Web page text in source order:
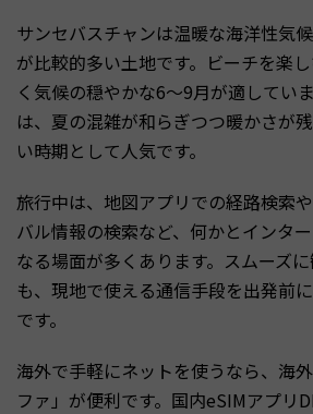
サンセバスチャンは温暖な海洋性気
が比較的多い土地です。ビーチを楽
く気候の穏やかな6〜9月が適してい
は、夏の混雑が和らぎつつ暖かさが
い時期として人気です。
旅行中は、地図アプリでの経路検索や
バル情報の検索など、何かとインタ
なる場面が多くあります。スムーズ
も、現地で使える通信手段を出発前
です。
海外で手軽にネットを使うなら、海
ファ」が便利です。国内eSIMアプリ